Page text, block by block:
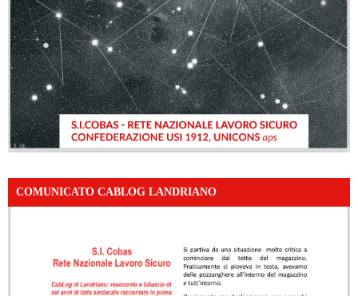
COMUNICATO CABLOG LANDRIANO